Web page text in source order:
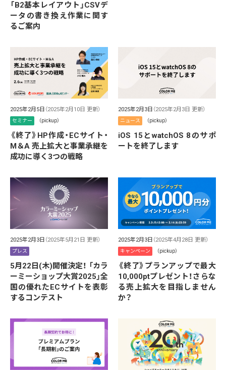
「B2基本レイアウト」CSVデ
ータの書き換え作業に関す
るご案内
2025年2月5日 （2025年2月10日 更新）
セミナー （pickup）
《終了》HP作成・ECサイト・
M＆A 売上拡大と事業承継を
成功に導く3つの戦略
2025年2月3日 （2025年2月3日 更新）
ニュース （pickup）
iOS 15とwatchOS 8のサポ
ートを終了します
2025年2月3日 （2025年5月21日 更新）
プレス
5月22日(木)開催決定！ 「カラ
ーミーショップ大賞2025」全
国の優れたECサイトを表彰
するコンテスト
2025年2月3日 （2025年4月28日 更新）
キャンペーン （pickup）
《終了》プランアップで最大
10,000ptプレゼント！さらな
る売上拡大を目指しません
か？